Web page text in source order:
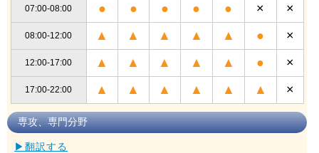
07:00-08:00 ● ● ● ● ● × ×
08:00-12:00 ▲ ▲ ▲ ▲ ▲ ● ×
12:00-17:00 ▲ ▲ ▲ ▲ ▲ ● ×
17:00-22:00 ▲ ▲ ▲ ▲ ▲ ▲ ×
専攻、専門分野
▶翻訳する